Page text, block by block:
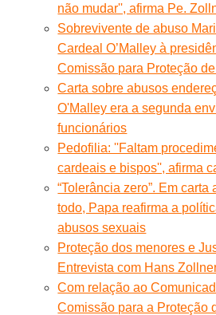
não mudar'', afirma Pe.
Sobrevivente de abuso
Cardeal O’Malley à
Comissão para Proteção
Carta sobre abusos
O'Malley era a segunda
funcionários
Pedofilia: ''Faltam
cardeais e bispos'', afirma
“Tolerância zero”. Em
todo, Papa reafirma a
abusos sexuais
Proteção dos menores e
Entrevista com Hans
Com relação ao
Comissão para a Proteção